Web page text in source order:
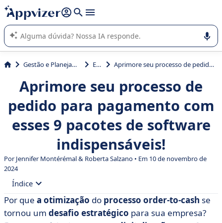
de nossa IA (várias linhas com
A IA do Appvizer o orienta no uso ou na seleção de software
SaaS para sua empresa.
Gestão e Planejamento ERP Aprimore seu processo de pedido para pagamento com esses 9 pacotes de software indispensáveis!
Aprimore seu processo de
pedido para pagamento com
esses 9 pacotes de software
indispensáveis!
PorJennifer Montérémal& Roberta Salzano • Em 10 de novembro de
2024
Índice
• O que é order to cash?
Por que a otimização do processo order-to-cash se
tornou um desafio estratégico para sua empresa?